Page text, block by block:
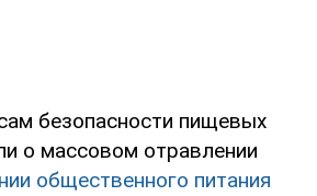
безопасности пищевых
о массовом отравлении
общественного питания